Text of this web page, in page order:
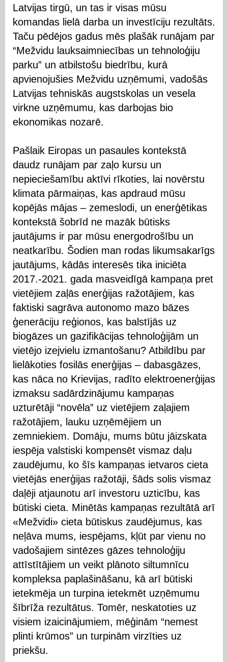
Latvijas tirgū, un tas ir visas mūsu
komandas lielā darba un investīciju rezultāts.
Taču pēdējos gadus mēs plašāk runājam par
“Mežvidu lauksaimniecības un tehnoloģiju
parku” un atbilstošu biedrību, kurā
apvienojušies Mežvidu uzņēmumi, vadošās
Latvijas tehniskās augstskolas un vesela
virkne uzņēmumu, kas darbojas bio
ekonomikas nozarē.
Pašlaik Eiropas un pasaules kontekstā
daudz runājam par zaļo kursu un
nepieciešamību aktīvi rīkoties, lai novērstu
klimata pārmaiņas, kas apdraud mūsu
kopējās mājas – zemeslodi, un enerģētikas
kontekstā šobrīd ne mazāk būtisks
jautājums ir par mūsu energodrošību un
neatkarību. Šodien man rodas likumsakarīgs
jautājums, kādās interesēs tika iniciēta
2017.-2021. gada masveidīgā kampaņa pret
vietējiem zaļās enerģijas ražotājiem, kas
faktiski sagrāva autonomo mazo bāzes
ģenerāciju reģionos, kas balstījās uz
biogāzes un gazifikācijas tehnoloģijām un
vietējo izejvielu izmantošanu? Atbildību par
lielākoties fosilās enerģijas – dabasgāzes,
kas nāca no Krievijas, radīto elektroenerģijas
izmaksu sadārdzinājumu kampaņas
uzturētāji “novēla” uz vietējiem zaļajiem
ražotājiem, lauku uzņēmējiem un
zemniekiem. Domāju, mums būtu jāizskata
iespēja valstiski kompensēt vismaz daļu
zaudējumu, ko šīs kampaņas ietvaros cieta
vietējās enerģijas ražotāji, šāds solis vismaz
daļēji atjaunotu arī investoru uzticību, kas
būtiski cieta. Minētās kampaņas rezultātā arī
«Mežvidi» cieta būtiskus zaudējumus, kas
neļāva mums, iespējams, kļūt par vienu no
vadošajiem sintēzes gāzes tehnoloģiju
attīstītājiem un veikt plānoto siltumnīcu
kompleksa paplašināšanu, kā arī būtiski
ietekmēja un turpina ietekmēt uzņēmumu
šībrīža rezultātus. Tomēr, neskatoties uz
visiem izaicinājumiem, mēģinām “nemest
plinti krūmos” un turpinām virzīties uz
priekšu.